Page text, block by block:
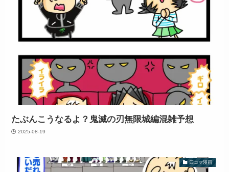
たぶんこうなるよ？鬼滅の刃無限城編混雑予想
2025-08-19
四コマ漫画